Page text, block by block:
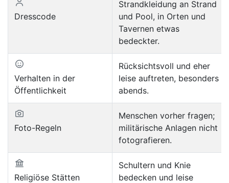
Dresscode
Strandkleidung an Strand
und Pool, in Orten und
Tavernen etwas
bedeckter.
Verhalten in der
Öffentlichkeit
Rücksichtsvoll und eher
leise auftreten, besonders
abends.
Foto-Regeln
Menschen vorher fragen;
militärische Anlagen nicht
fotografieren.
Religiöse Stätten
Schultern und Knie
bedecken und leise